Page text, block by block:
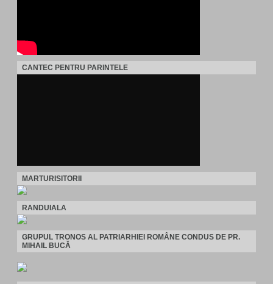
CANTEC PENTRU PARINTELE
MARTURISITORII
RANDUIALA
GRUPUL TRONOS AL PATRIARHIEI ROMÂNE CONDUS DE PR.
MIHAIL BUCĂ